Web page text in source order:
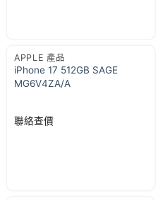
APPLE 產品
iPhone 17 512GB SAGE
MG6V4ZA/A
聯絡查價